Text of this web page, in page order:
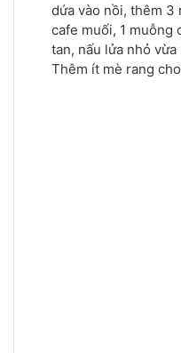
dứa vào nồi, thêm
cafe muối, 1 muỗng
tan, nấu lửa nhỏ
Thêm ít mè rang